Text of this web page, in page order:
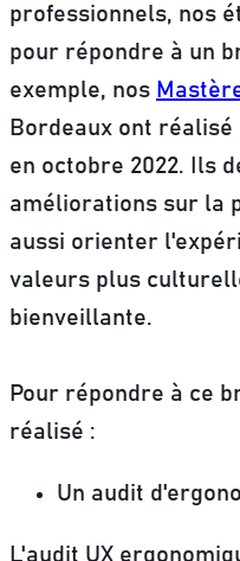
professionnels, nos
pour répondre à un
exemple, nos
Bordeaux ont
en octobre 2022. Ils
améliorations sur la
aussi orienter
valeurs plus
bienveillante.
Pour répondre à ce
réalisé :
Un audit
L'audit UX